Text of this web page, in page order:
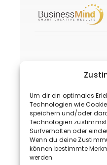
Um dir ein optimales
Technologien wie
speichern und/oder
Technologien
Surfverhalten oder
Wenn du deine
können bestimmte
werden.
© 2020 -